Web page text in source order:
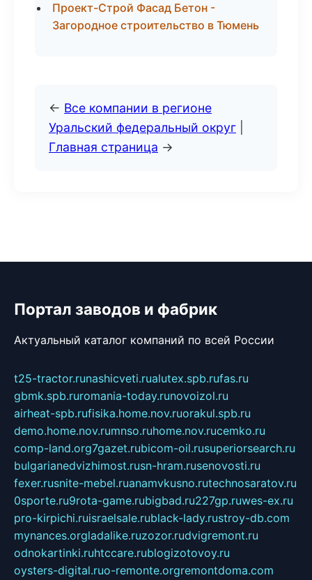
Проект-Строй Фасад Бетон -
Загородное строительство в Тюмень
← Все компании в регионе
Уральский федеральный округ
Главная страница →
Портал заводов и фабрик
Актуальный каталог компаний по всей России
t25-tractor.runashicveti.rualutex.spb.rufas.ru
gbmk.spb.ruromania-today.runovoizol.ru
airheat-spb.rufisika.home.nov.ruorakul.spb.ru
demo.home.nov.rumnso.ruhome.nov.rucemko.ru
comp-land.org7gazet.rubicom-oil.rusuperiorsearch.ru
bulgarianedvizhimost.rusn-hram.rusenovosti.ru
fexer.rusnite-mebel.ruanamvkusno.rutechnosaratov.ru
0sporte.ru9rota-game.rubigbad.ru227gp.ruwes-ex.ru
pro-kirpichi.ruisraelsale.rublack-lady.rustroy-db.com
mynances.orgladalike.ruzozor.rudvigremont.ru
odnokartinki.ruhtccare.rublogizotovoy.ru
oysters-digital.ruo-remonte.orgremontdoma.com